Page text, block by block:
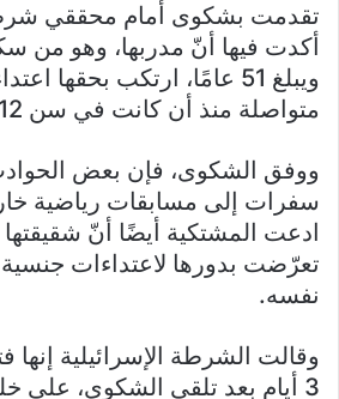
تقدمت بشكوى أمام محققي
أكدت فيها أنّ مدربها، وهو من
ويبلغ 51 عامًا، ارتكب بحقها
متواصلة منذ أن كانت في سن 12 عامًا وحتى اليوم.
ووفق الشكوى، فإن بعض
سفرات إلى مسابقات رياضية
تعرّضت بدورها لاعتداءات
نفسه.
وقالت الشرطة الإسرائيلية
3 أيام بعد تلقي الشكوى، على